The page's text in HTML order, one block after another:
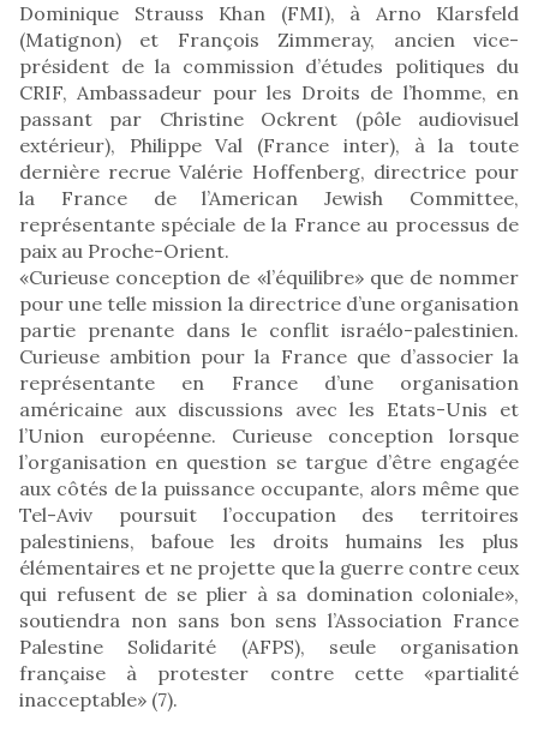
Dominique Strauss Khan (FMI), à Arno Klarsfeld
(Matignon) et François Zimmeray, ancien vice-
président de la commission d’études politiques du
CRIF, Ambassadeur pour les Droits de l’homme, en
passant par Christine Ockrent (pôle audiovisuel
extérieur), Philippe Val (France inter), à la toute
dernière recrue Valérie Hoffenberg, directrice pour
la France de l’American Jewish Committee,
représentante spéciale de la France au processus de
paix au Proche-Orient.
«Curieuse conception de «l’équilibre» que de nommer
pour une telle mission la directrice d’une organisation
partie prenante dans le conflit israélo-palestinien.
Curieuse ambition pour la France que d’associer la
représentante en France d’une organisation
américaine aux discussions avec les Etats-Unis et
l’Union européenne. Curieuse conception lorsque
l’organisation en question se targue d’être engagée
aux côtés de la puissance occupante, alors même que
Tel-Aviv poursuit l’occupation des territoires
palestiniens, bafoue les droits humains les plus
élémentaires et ne projette que la guerre contre ceux
qui refusent de se plier à sa domination coloniale»,
soutiendra non sans bon sens l’Association France
Palestine Solidarité (AFPS), seule organisation
française à protester contre cette «partialité
inacceptable» (7).